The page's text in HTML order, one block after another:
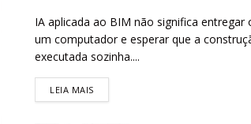
IA aplicada ao BIM não significa entregar
um computador e esperar que a
executada sozinha....
LEIA MAIS